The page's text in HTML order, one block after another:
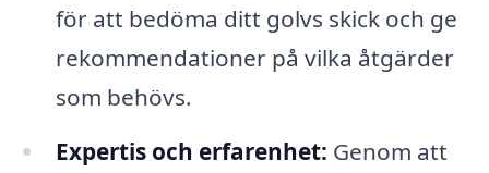
för att bedöma ditt golvs skick och ge
rekommendationer på vilka åtgärder
som behövs.
Expertis och erfarenhet: Genom att